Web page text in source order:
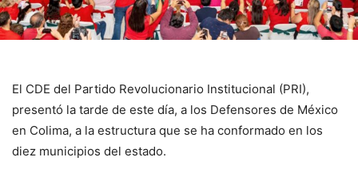
El CDE del Partido Revolucionario Institucional (PRI),
presentó la tarde de este día, a los Defensores de México
en Colima, a la estructura que se ha conformado en los
diez municipios del estado.